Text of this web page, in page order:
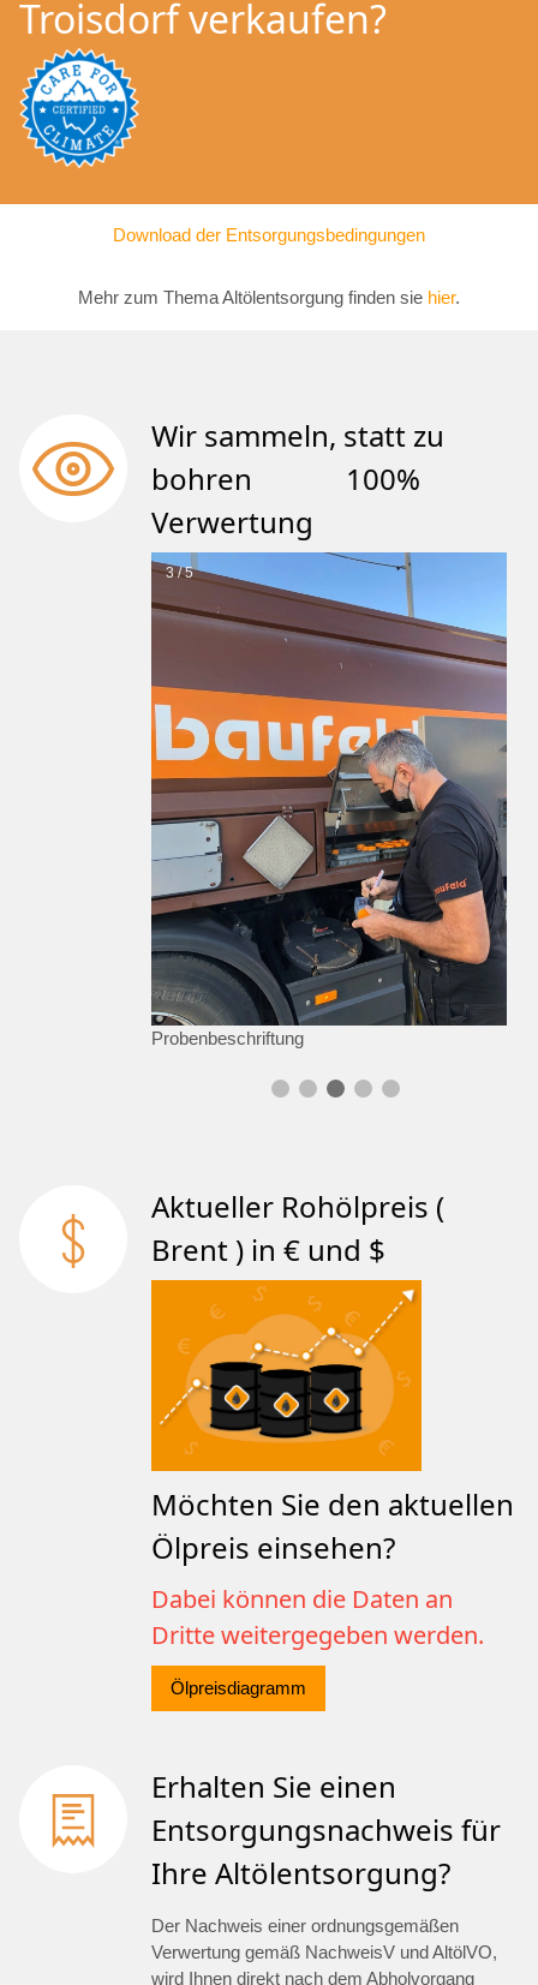
Troisdorf verkaufen?
Download der Entsorgungsbedingungen
Mehr zum Thema Altölentsorgung finden sie hier.
Wir sammeln, statt zu
bohren 100%
Verwertung
3 / 5
Probenbeschriftung
Aktueller Rohölpreis (
Brent ) in € und $
Möchten Sie den aktuellen
Ölpreis einsehen?
Dabei können die Daten an
Dritte weitergegeben werden.
Ölpreisdiagramm
Erhalten Sie einen
Entsorgungsnachweis für
Ihre Altölentsorgung?
Der Nachweis einer ordnungsgemäßen
Verwertung gemäß NachweisV und AltölVO,
wird Ihnen direkt nach dem Abholvorgang